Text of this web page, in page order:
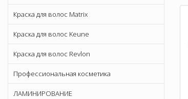
Краска для волос Matrix
Краска для волос Keune
Краска для волос Revlon
Профессиональная косметика
ЛАМИНИРОВАНИЕ